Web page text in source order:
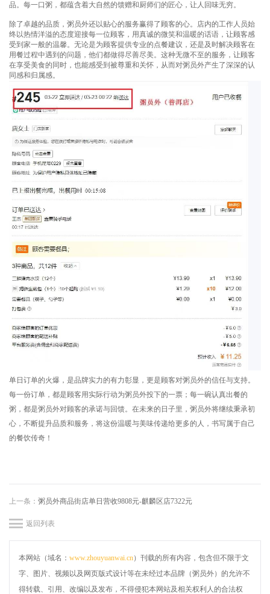
品。每一口粥，都蕴含着大自然的馈赠和厨师们的匠心，让人回味无穷。
除了卓越的品质，粥员外还以贴心的服务赢得了顾客的心。店内的工作人员始
终以热情洋溢的态度迎接每一位顾客，用真诚的微笑和温暖的话语，让顾客感
受到家一般的温馨。无论是为顾客提供专业的点餐建议，还是及时解决顾客在
用餐过程中遇到的问题，他们都做得尽善尽美。这种无微不至的服务，让顾客
在享受美食的同时，也能感受到被尊重和关怀，从而对粥员外产生了深深的认
同感和归属感。
单日订单的火爆，是品牌实力的有力彰显，更是顾客对粥员外的信任与支持。
每一份订单，都是顾客用实际行动为粥员外投下的一票；每一碗认真出餐的
粥，都是粥员外对顾客的承诺与回馈。在未来的日子里，粥员外将继续秉承初
心，不断提升品质和服务，将这份温暖与美味传递给更多的人，书写属于自己
的餐饮传奇！
上一条： 粥员外商品街店单日营收9808元-麒麟区店7322元
返回列表
本网站（域名： www.zhouyuanwai.cn）刊载的所有内容，包含但不限于文
字、图片、视频以及网页版式设计等在未经过本品牌（粥员外）的允许不
得转载、引用、改编以及发布，不得侵犯本网站及相关权利人的合法权